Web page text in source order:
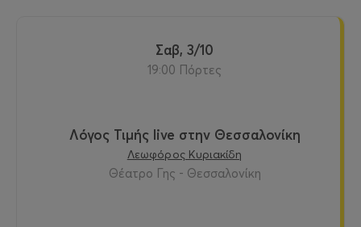
Σαβ, 3/10
19:00 Πόρτες
Λόγος Τιμής live στην Θεσσαλονίκη
Λεωφόρος Κυριακίδη
Θέατρο Γης - Θεσσαλονίκη